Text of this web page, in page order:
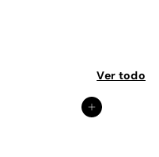
Ver todo
Adicionar ao Carrinho de Compras